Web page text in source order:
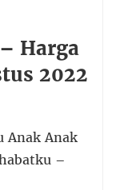
Harga
2022
Anak Anak
–